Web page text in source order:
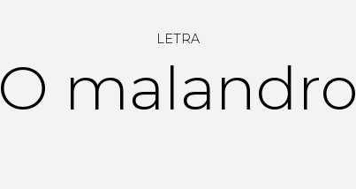
LETRA
O malandro